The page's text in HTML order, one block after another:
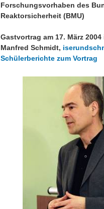
Forschungsvorhaben des
Reaktorsicherheit (BMU)
Gastvortrag am 17. März 2004
Manfred Schmidt,
Schülerberichte zum Vortrag